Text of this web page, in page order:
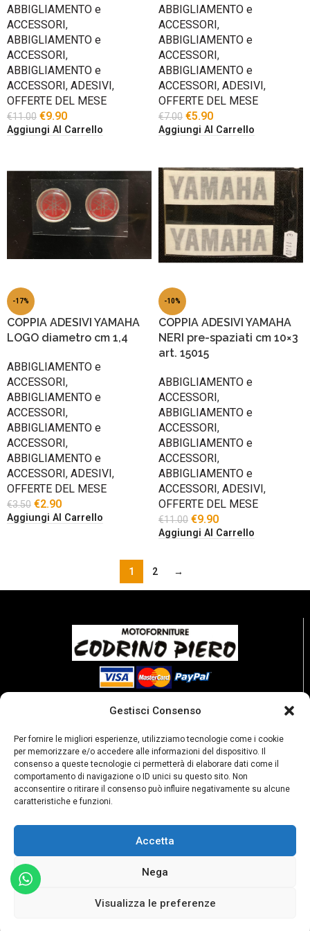
Gestisci Consenso
Per fornire le migliori esperienze, utilizziamo tecnologie come i cookie
per memorizzare e/o accedere alle informazioni del dispositivo. Il
consenso a queste tecnologie ci permetterà di elaborare dati come il
comportamento di navigazione o ID unici su questo sito. Non
acconsentire o ritirare il consenso può influire negativamente su alcune
caratteristiche e funzioni.
Accetta
Nega
Visualizza le preferenze
ABBIGLIAMENTO e
ACCESSORI ,
ABBIGLIAMENTO e
ACCESSORI ,
ABBIGLIAMENTO e
ACCESSORI , ADESIVI ,
OFFERTE DEL MESE
€11.00 €9.90
Aggiungi Al Carrello
ABBIGLIAMENTO e
ACCESSORI ,
ABBIGLIAMENTO e
ACCESSORI ,
ABBIGLIAMENTO e
ACCESSORI , ADESIVI ,
OFFERTE DEL MESE
€7.00 €5.90
Aggiungi Al Carrello
-17%
COPPIA ADESIVI YAMAHA
LOGO diametro cm 1,4
ABBIGLIAMENTO e
ACCESSORI ,
ABBIGLIAMENTO e
ACCESSORI ,
ABBIGLIAMENTO e
ACCESSORI ,
ABBIGLIAMENTO e
ACCESSORI , ADESIVI ,
OFFERTE DEL MESE
€3.50 €2.90
Aggiungi Al Carrello
-10%
COPPIA ADESIVI YAMAHA
NERI pre-spaziati cm 10×3
art. 15015
ABBIGLIAMENTO e
ACCESSORI ,
ABBIGLIAMENTO e
ACCESSORI ,
ABBIGLIAMENTO e
ACCESSORI ,
ABBIGLIAMENTO e
ACCESSORI , ADESIVI ,
OFFERTE DEL MESE
€11.00 €9.90
Aggiungi Al Carrello
1 2 →
P. Iva: 02189250067 Privacy policy